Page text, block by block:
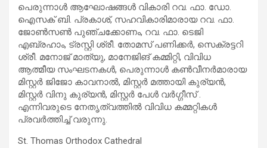
പെരുന്നാൾ ആഘോഷങ്ങൾ വികാരി റവ. ഫാ. ഡോ.
ഐസക് ബി. പ്രകാശ്, സഹവികാരിമാരായ റവ. ഫാ.
ജോൺസൺ പുഞ്ചക്കോണം, റവ. ഫാ. ടെജി
എബ്രഹാം, ട്രസ്റ്റി ശ്രീ. തോമസ് പണിക്കർ, സെക്രട്ടറി
ശ്രീ. മനോജ് മാത്യു, മാനേജിങ് കമ്മിറ്റി, വിവിധ
ആത്മീയ സംഘടനകൾ, പെരുന്നാൾ കൺവീനർമാരായ
മിസ്റ്റർ ജിജോ കാവനാൽ, മിസ്റ്റർ മത്തായി കുര്യൻ,
മിസ്റ്റർ വിനു കുര്യൻ, മിസ്റ്റർ പേൾ വർഗ്ഗീസ് .
എന്നിവരുടെ നേതൃത്വത്തിൽ വിവിധ കമ്മറ്റികൾ
പ്രവർത്തിച്ച് വരുന്നു.
St. Thomas Orthodox Cathedral